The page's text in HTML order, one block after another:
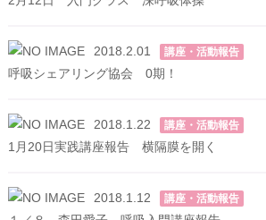
2018.2.01 講座・活動報告
呼吸シェアリング協会 0期！
2018.1.22 講座・活動報告
1月20日実践講座報告 横隔膜を開く
2018.1.12 講座・活動報告